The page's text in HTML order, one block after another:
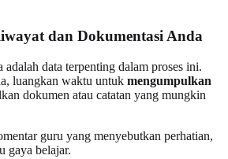
dan Dokumentasi Anda
data terpenting dalam proses ini.
luangkan waktu untuk mengumpulkan
dokumen atau catatan yang mungkin
guru yang menyebutkan perhatian,
gaya belajar.